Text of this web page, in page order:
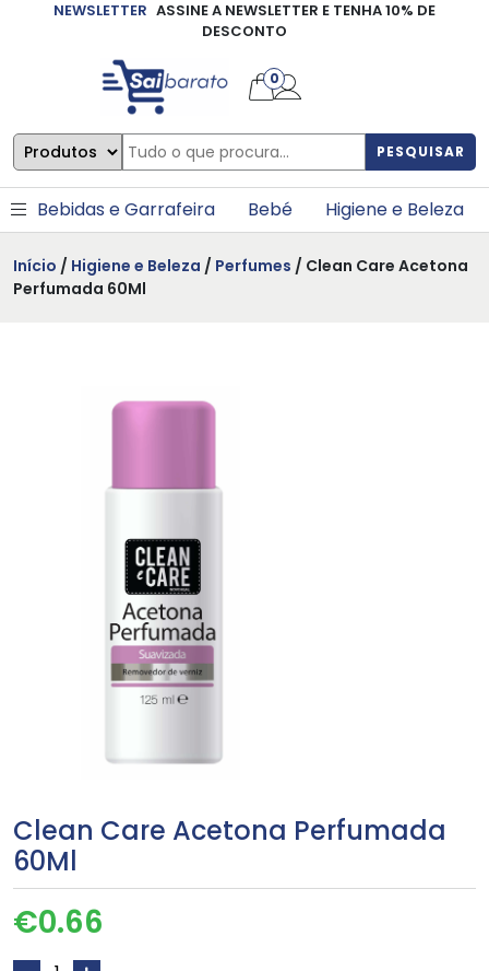
NEWSLETTER ASSINE A NEWSLETTER E TENHA 10% DE
DESCONTO
PESQUISAR
0
Bebidas e Garrafeira Bebé Higiene e Beleza
Início / Higiene e Beleza / Perfumes / Clean Care Acetona
Perfumada 60Ml
Clean Care Acetona Perfumada
60Ml
€0.66